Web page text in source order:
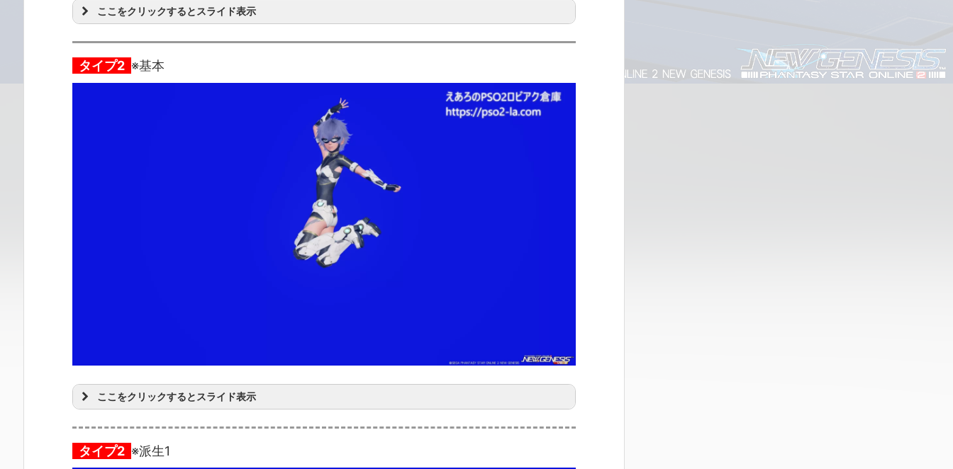
ここをクリックするとスライド表示
タイプ2 ※基本
ここをクリックするとスライド表示
タイプ2 ※派生1